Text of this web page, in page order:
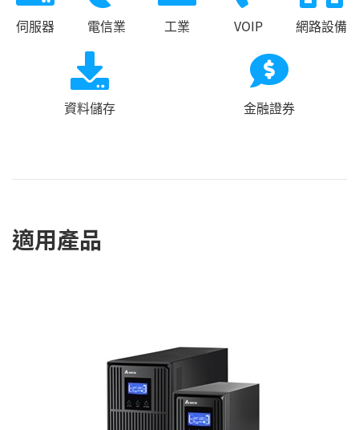
伺服器 電信業 工業 VOIP 網路設備
資料儲存 金融證券
適用產品